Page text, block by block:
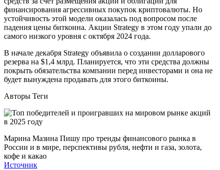
финансирования агрессивных покупок криптовалюты. Но
устойчивость этой модели оказалась под вопросом после
падения цены биткоина. Акции Strategy в этом году упали до
самого низкого уровня с октября 2024 года.
В начале декабря Strategy объявила о создании долларового
резерва на $1,4 млрд. Планируется, что эти средства должны
покрыть обязательства компании перед инвесторами и она не
будет вынуждена продавать для этого биткоины.
Авторы Теги
Марина Мазина Пишу про тренды финансового рынка в
России и в мире, перспективы рубля, нефти и газа, золота,
кофе и какао
Источник